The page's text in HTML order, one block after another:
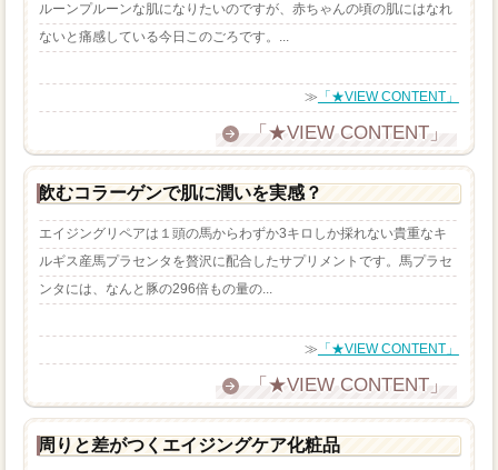
ルーンプルーンな肌になりたいのですが、赤ちゃんの頃の肌にはなれ
ないと痛感している今日このごろです。...
≫ 「★VIEW CONTENT」
「★VIEW CONTENT」
飲むコラーゲンで肌に潤いを実感？
エイジングリペアは１頭の馬からわずか3キロしか採れない貴重なキ
ルギス産馬プラセンタを贅沢に配合したサプリメントです。馬プラセ
ンタには、なんと豚の296倍もの量の...
≫ 「★VIEW CONTENT」
「★VIEW CONTENT」
周りと差がつくエイジングケア化粧品